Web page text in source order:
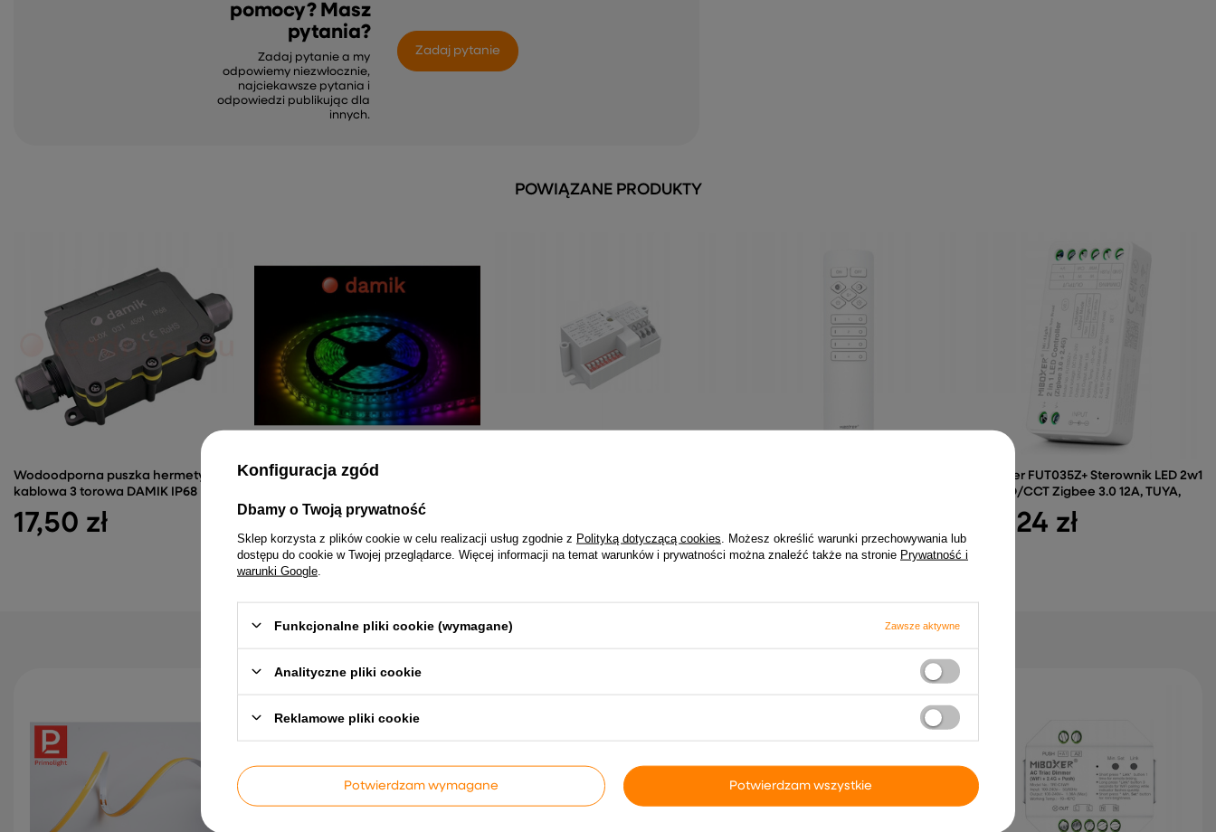
pomocy? Masz
pytania?
Zadaj pytanie a my
odpowiemy niezwłocznie,
najciekawsze pytania i
odpowiedzi publikując dla
innych.
Zadaj pytanie
POWIĄZANE PRODUKTY
Wodoodporna puszka hermetyczna
kablowa 3 torowa DAMIK IP68
17,50 zł
Cyfrowa taśma LED RGB SPI 5050
76,99 zł
22,99 zł 35,06 zł
MiBoxer FUT035Z+ Sterownik LED 2w1
MONO/CCT Zigbee 3.0 12A, TUYA,
92,24 zł
Konfiguracja zgód
Dbamy o Twoją prywatność
Sklep korzysta z plików cookie w celu realizacji usług zgodnie z Polityką dotyczącą cookies . Możesz określić warunki przechowywania lub
dostępu do cookie w Twojej przeglądarce. Więcej informacji na temat warunków i prywatności można znaleźć także na stronie Prywatność i
warunki Google
Funkcjonalne pliki cookie (wymagane) Zawsze aktywne
Analityczne pliki cookie
Reklamowe pliki cookie
Potwierdzam wymagane Potwierdzam wszystkie